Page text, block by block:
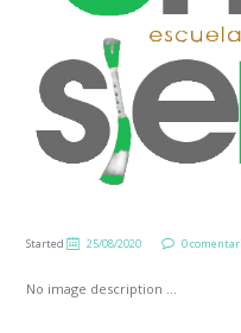
Started 25/08/2020 0
No image description ...